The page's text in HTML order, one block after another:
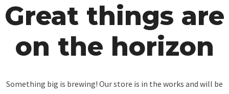
Great things are
on the horizon
Something big is brewing! Our store is in the works and will be